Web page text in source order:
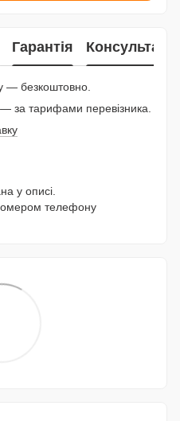
Гарантія Консультація
— безкоштовно.
за тарифами перевізника.
у описі.
телефону